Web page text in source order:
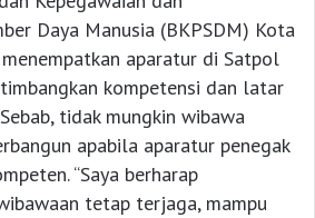
Daya Manusia (BKPSDM) Kota
aparatur di Satpol
kompetensi dan latar
tidak mungkin wibawa
apabila aparatur penegak
“Saya berharap
tetap terjaga, mampu